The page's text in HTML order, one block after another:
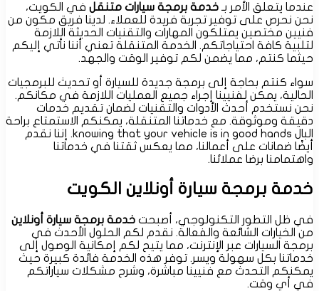
عندما يتعلق الأمر بـ خدمة برمجة سيارات متنقل في الكويت،
نحن نحرص على توفير تجربة فريدة للعملاء. لدينا فريق مكون من
فنيين مختصين يمتلكون المهارات والتقنيات الحديثة اللازمة
لتلبية كافة احتياجاتكم. الخدمة المتنقلة تعني أننا نأتي إليكم
حيثما كنتم، مما يضمن لكم توفير الوقت والجهد.
سواء كنتم بحاجة إلى برمجة جديدة للسيارة أو تحديث للبرمجيات
الحالية، يمكن لفنيينا إجراء جميع العمليات اللازمة في مكانكم.
نحن نستخدم أحدث الأدوات والتقنيات لضمان تقديم خدمات
دقيقة وموثوقة. مع خدماتنا المتنقلة، يمكنكم الاستمتاع براحة
البال knowing that your vehicle is in good hands. إننا نقدم
أيضًا ضمانات على أعمالنا، مما يعكس ثقتنا في خدماتنا
واهتمامنا برضا عملائنا.
خدمة برمجة سيارة أونلاين الكويت
في ظل التطور التكنولوجي، أصبحت خدمة برمجة سيارة أونلاين
من الخيارات الشائعة والفعالة. نقدم لكم الحلول الأحدث في
برمجة السيارات عبر الإنترنت، مما يتيح لكم إمكانية الوصول إلى
خدماتنا بكل سهولة ويسر. توفر هذه الخدمة فائدة كبيرة حيث
يمكنكم التحدث مع فنيينا مباشرة، وشرح مشكلات سياراتكم
في أي وقت.